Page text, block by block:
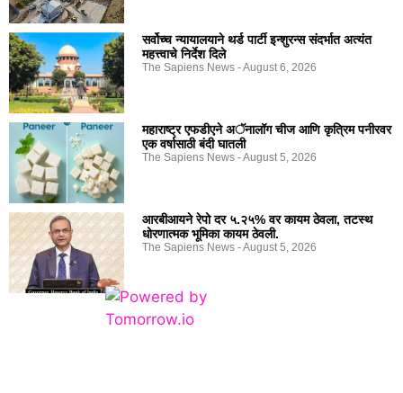
सर्वोच्च न्यायालयाने थर्ड पार्टी इन्शुरन्स संदर्भात अत्यंत
महत्त्वाचे निर्देश दिले
The Sapiens News August 6, 2026
महाराष्ट्र एफडीएने अॅनालॉग चीज आणि कृत्रिम पनीरवर
एक वर्षासाठी बंदी घातली
The Sapiens News August 5, 2026
आरबीआयने रेपो दर ५.२५% वर कायम ठेवला, तटस्थ
धोरणात्मक भूमिका कायम ठेवली.
The Sapiens News August 5, 2026